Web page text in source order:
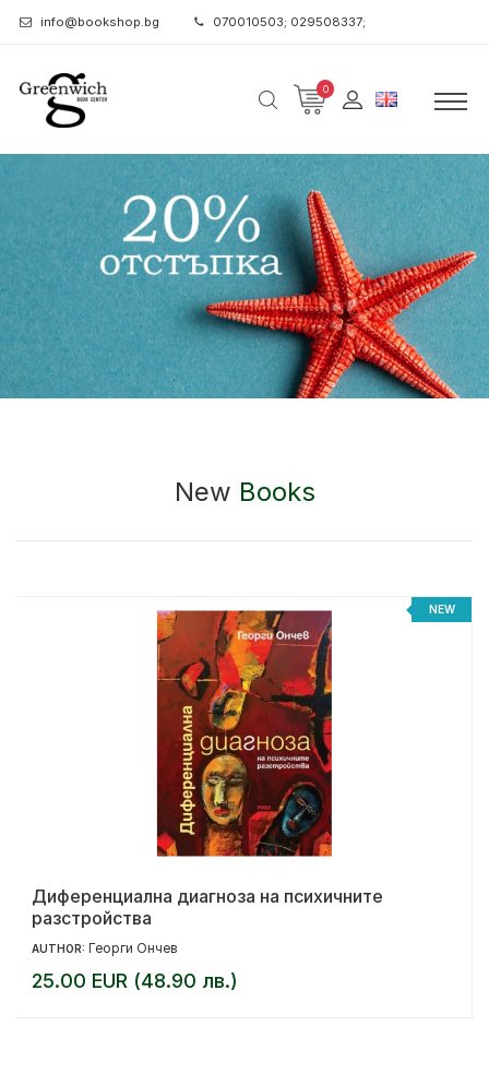
info@bookshop.bg 070010503; 029508337;
0
Bookshop.bg
New Books
NEW
Диференциална диагноза на психичните
разстройства
AUTHOR: Георги Ончев
25.00 EUR (48.90 лв.)